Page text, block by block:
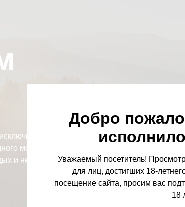
из животворных ингредиентов,
морса и мёда. Основным компонентом стал
и неокостеневших богато кровоснабжаемых
Добро
Уважаемый посетитель!
для лиц, достигших 18-
посещение сайта, просим вас
18